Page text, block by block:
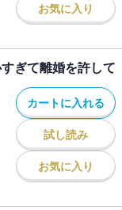
お気に入り
ぎて離婚を許して
カートに入れる
試し読み
お気に入り